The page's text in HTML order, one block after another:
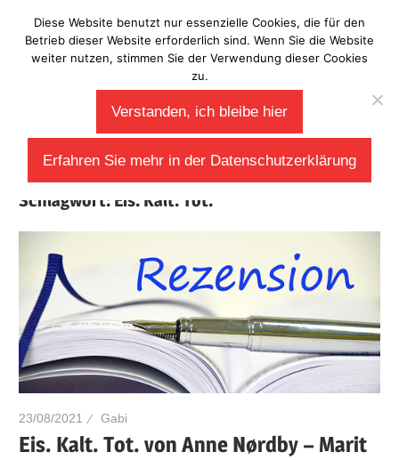
Inhalt
springen
Laberladen
Schlagwort: Eis. Kalt. Tot.
23/08/2021 Gabi
Eis. Kalt. Tot. von Anne Nørdby – Marit
Diese Website benutzt nur essenzielle Cookies, die für den
Betrieb dieser Website erforderlich sind. Wenn Sie die Website
weiter nutzen, stimmen Sie der Verwendung dieser Cookies
zu.
Verstanden, ich bleibe hier
Erfahren Sie mehr in der Datenschutzerklärung